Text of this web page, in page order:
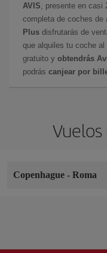
AVIS , presente en
completa de coches de
Plus disfrutarás de
que alquiles tu coche al
gratuito y obtendrás
podrás canjear por
Copenhague - Roma